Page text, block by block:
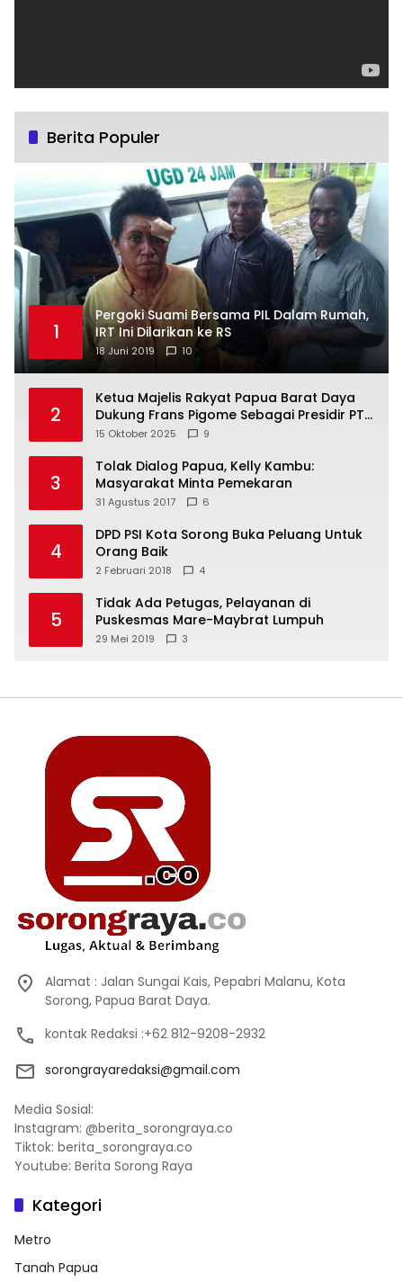
Berita Populer
1
Pergoki Suami Bersama PIL Dalam Rumah,
IRT Ini Dilarikan ke RS
18 Juni 2019 10
2
Ketua Majelis Rakyat Papua Barat Daya
Dukung Frans Pigome Sebagai Presidir PT
Freeport Indonesia
15 Oktober 2025 9
3
Tolak Dialog Papua, Kelly Kambu:
Masyarakat Minta Pemekaran
31 Agustus 2017 6
4
DPD PSI Kota Sorong Buka Peluang Untuk
Orang Baik
2 Februari 2018 4
5
Tidak Ada Petugas, Pelayanan di
Puskesmas Mare-Maybrat Lumpuh
29 Mei 2019 3
Alamat : Jalan Sungai Kais, Pepabri Malanu, Kota
Sorong, Papua Barat Daya.
kontak Redaksi :+62 812-9208-2932
sorongrayaredaksi@gmail.com
Media Sosial:
Instagram: @berita_sorongraya.co
Tiktok: berita_sorongraya.co
Youtube: Berita Sorong Raya
Kategori
Metro
Tanah Papua